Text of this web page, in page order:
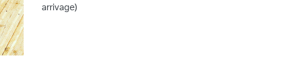
arrivage)